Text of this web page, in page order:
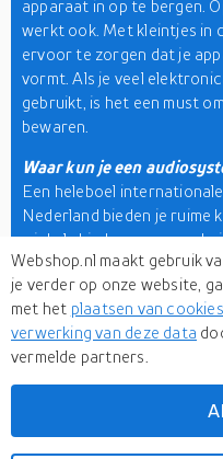
apparaat in op te bergen.
werkt ook. Met kleintjes in
ervoor te zorgen dat je
vormt. Als je veel
gebruikt, is het een must
bewaren.
Waar kun je een
Een heleboel
Nederland bieden je ruime
winkels bieden een
accessoires. Deze
radio's, home cinema,
ontvangers, luidsprekers,
voicerecorders en
merken zijn Promate,
Philips, Harman en JVC.
Webshop.nl maakt gebruik
je verder op onze website,
met het plaatsen van
verwerking van deze data
vermelde partners.